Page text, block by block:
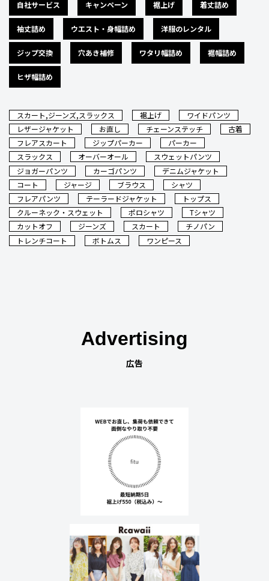
自社サービス キャンペーン 裾上げ 着丈詰め
袖丈詰め ウエスト・身幅詰め 洋服のレンタル
ジップ交換 穴あき補修 ワタリ幅詰め 裾幅詰め
ヒザ幅詰め
スカート,ジーンズ,スラックス 裾上げ
ワイドパンツ
レザージャケット
お直し チェーンステッチ
古着
フレアスカート
ジップパーカー
パーカー
スラックス
オーバーオール
スウェットパンツ
ジョガーパンツ
カーゴパンツ
デニムジャケット
コート
ジャージ ブラウス
シャツ
フレアパンツ
テーラードジャケット
トップス
クルーネック・スウェット
ポロシャツ
Tシャツ
カットオフ
ジーンズ スカート
チノパン
トレンチコート
ボトムス ワンピース
Advertising
広告